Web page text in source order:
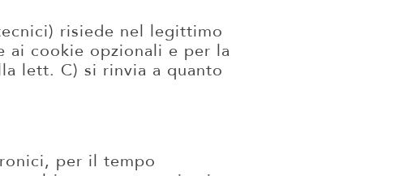
risiede nel legittimo
ai cookie opzionali e per la
lett. C) si rinvia a quanto
per il tempo